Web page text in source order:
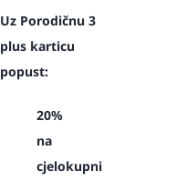
Uz Porodičnu 3
plus karticu
popust:
20%
na
cjelokupni